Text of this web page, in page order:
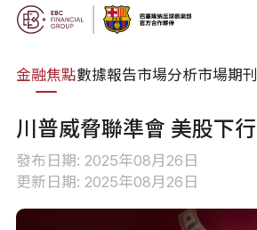
金融焦點數據報告市場分析市場期刊
川普威脅聯準會 美股下行
發布日期: 2025年08月26日
更新日期: 2025年08月26日